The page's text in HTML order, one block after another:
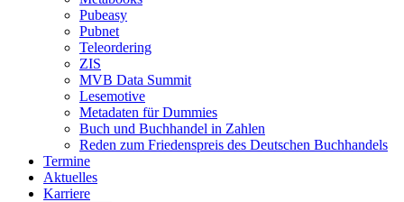
Pubeasy
Pubnet
Teleordering
ZIS
MVB Data Summit
Lesemotive
Metadaten für Dummies
Buch und Buchhandel in Zahlen
Reden zum Friedenspreis des Deutschen Buchhandels
Termine
Aktuelles
Karriere